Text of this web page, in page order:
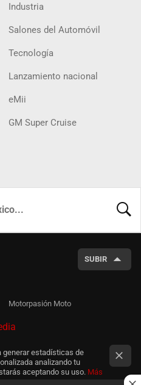
Industria
Salones del Automóvil
Tecnología
Lanzamiento nacional
eMii
GM Super Cruise
SUBIR
Motorpasión Moto
generar estadísticas de
analizando tu
aceptando su uso. Más